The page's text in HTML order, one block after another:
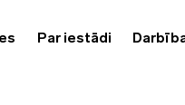
Par iestādi